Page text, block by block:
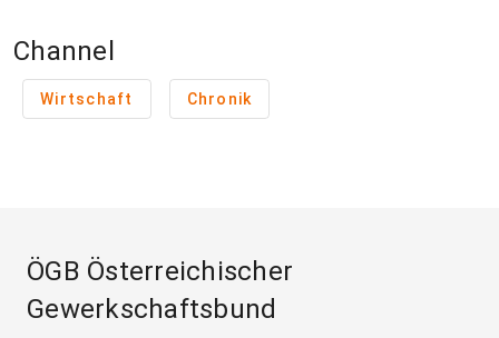
Channel
Wirtschaft Chronik
ÖGB Österreichischer
Gewerkschaftsbund